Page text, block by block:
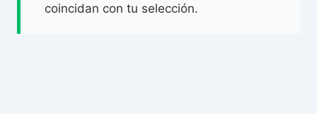
coincidan con tu selección.